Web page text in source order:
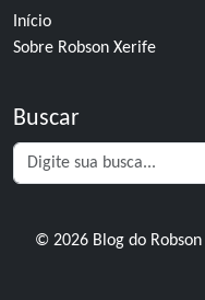
Início
Sobre Robson Xerife
Buscar
© 2026 Blog do